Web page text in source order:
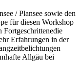
/ Plansee sowie den
für diesen Workshop
Erfahrungen in der
Allgäu bei